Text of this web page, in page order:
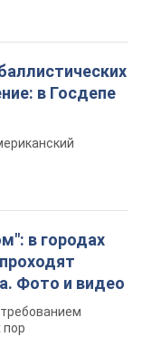
в Госдепе
в городах
Фото и видео